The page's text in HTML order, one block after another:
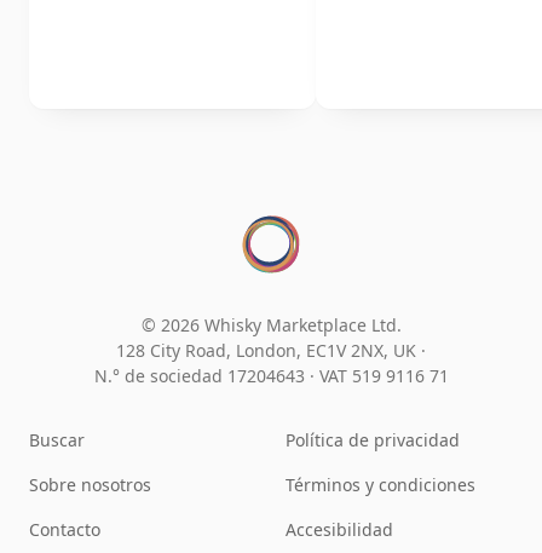
© 2026 Whisky Marketplace Ltd.
128 City Road, London, EC1V 2NX, UK ·
N.° de sociedad 17204643 · VAT 519 9116 71
Buscar
Sobre nosotros
Contacto
Política de privacidad
Términos y condiciones
Accesibilidad